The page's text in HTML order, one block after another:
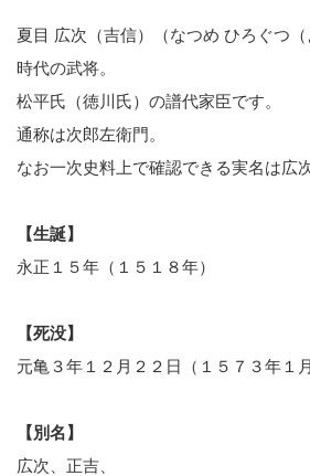
夏目 広次（吉信）（なつめ ひろぐつ
時代の武将。
松平氏（徳川氏）の譜代家臣です。
通称は次郎左衛門。
なお一次史料上で確認できる実名は広
【生誕】
永正１５年（１５１８年）
【死没】
元亀３年１２月２２日（１５７３年１
【別名】
広次、正吉、